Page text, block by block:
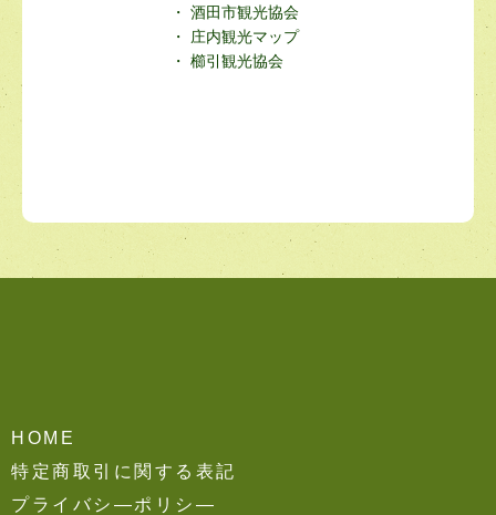
酒田市観光協会
庄内観光マップ
櫛引観光協会
HOME
特定商取引に関する表記
プライバシ―ポリシ―